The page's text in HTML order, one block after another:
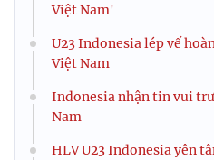
Việt Nam'
U23 Indonesia lép vế
Việt Nam
Indonesia nhận tin vui
Nam
HLV U23 Indonesia yên